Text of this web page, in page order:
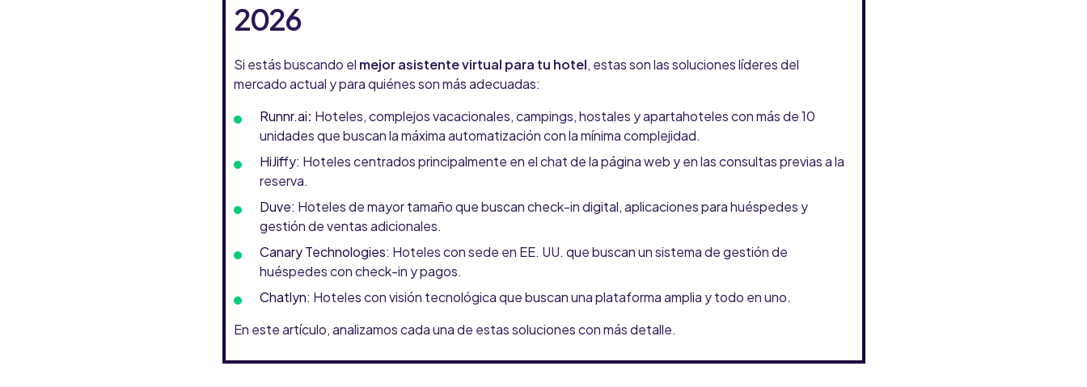
2026
Si estás buscando el mejor asistente virtual para tu hotel, estas son las soluciones líderes del
mercado actual y para quiénes son más adecuadas:
Runnr.ai: Hoteles, complejos vacacionales, campings, hostales y apartahoteles con más de 10
unidades que buscan la máxima automatización con la mínima complejidad.
HiJiffy: Hoteles centrados principalmente en el chat de la página web y en las consultas previas a la
reserva.
Duve: Hoteles de mayor tamaño que buscan check-in digital, aplicaciones para huéspedes y
gestión de ventas adicionales.
Canary Technologies: Hoteles con sede en EE. UU. que buscan un sistema de gestión de
huéspedes con check-in y pagos.
Chatlyn: Hoteles con visión tecnológica que buscan una plataforma amplia y todo en uno.
En este artículo, analizamos cada una de estas soluciones con más detalle.